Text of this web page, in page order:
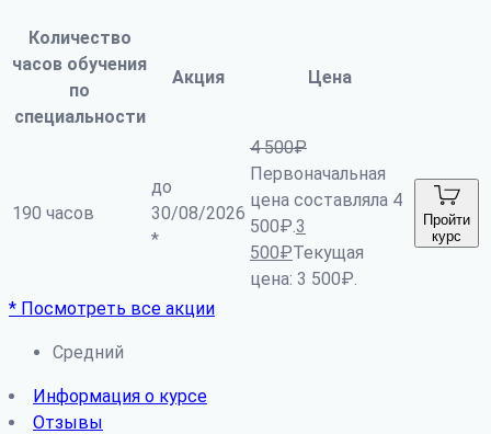
Количество
часов обучения
по
специальности
Акция Цена
190 часов
до
30/08/2026
*
4 500₽
Первоначальная
цена составляла 4
500₽.3
500₽Текущая
цена: 3 500₽.
Пройти
курс
* Посмотреть все акции
Средний
Информация о курсе
Отзывы